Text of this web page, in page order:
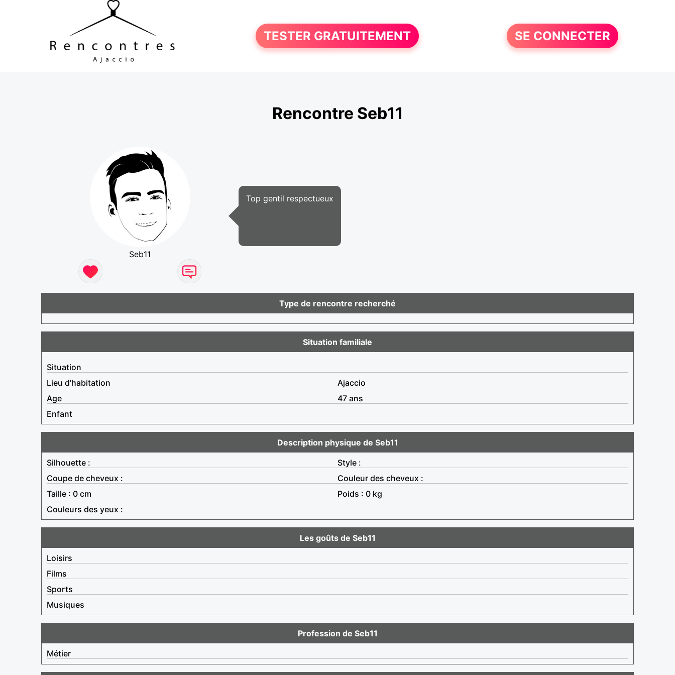
TESTER GRATUITEMENT SE CONNECTER
Rencontre Seb11
Seb11
Top gentil respectueux
Type de rencontre recherché
Situation familiale
Situation
Lieu d'habitation
Ajaccio
Age
47 ans
Enfant
Description physique de Seb11
Silhouette :
Style :
Coupe de cheveux :
Couleur des cheveux :
Taille : 0 cm
Poids : 0 kg
Couleurs des yeux :
Les goûts de Seb11
Loisirs
Films
Sports
Musiques
Profession de Seb11
Métier